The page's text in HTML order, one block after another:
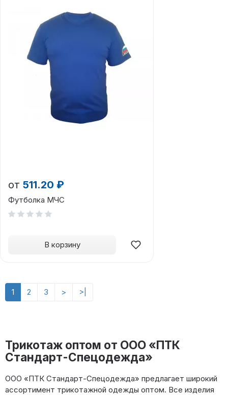
от 511.20 ₽
Футболка МЧС
В корзину
1 2 3 > >|
Трикотаж оптом от ООО «ПТК
Стандарт-Спецодежда»
ООО «ПТК Стандарт-Спецодежда» предлагает широкий
ассортимент трикотажной одежды оптом. Все изделия